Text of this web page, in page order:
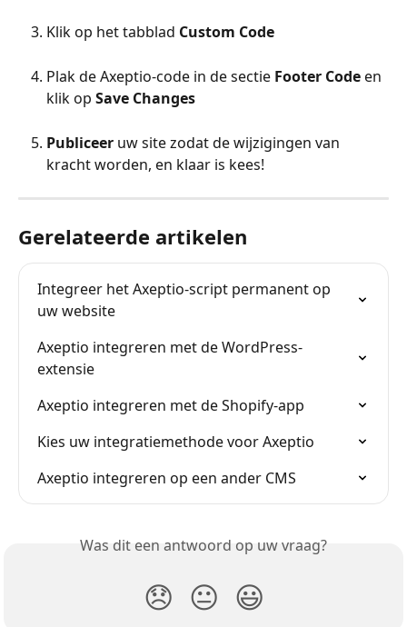
Klik op het tabblad Custom Code
Plak de Axeptio-code in de sectie Footer Code en
klik op Save Changes
Publiceer uw site zodat de wijzigingen van
kracht worden, en klaar is kees!
Gerelateerde artikelen
Integreer het Axeptio-script permanent op
uw website
Axeptio integreren met de WordPress-
extensie
Axeptio integreren met de Shopify-app
Kies uw integratiemethode voor Axeptio
Axeptio integreren op een ander CMS
Was dit een antwoord op uw vraag?
😞 😐 😃